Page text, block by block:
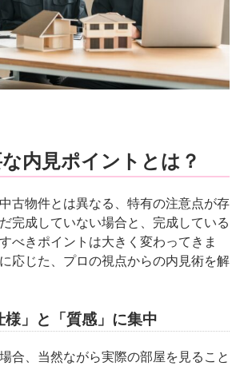
内見ポイントとは？
古物件とは異なる、特有の注意点が存
完成していない場合と、完成している
べきポイントは大きく変わってきま
応じた、プロの視点からの内見術を解
」と「質感」に集中
合、当然ながら実際の部屋を見ること